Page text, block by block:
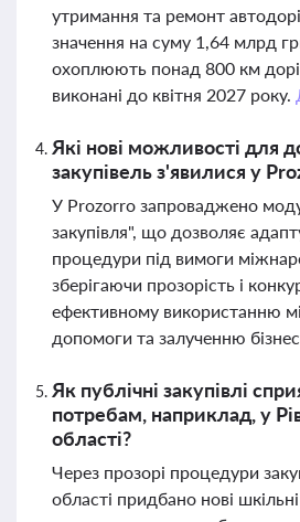
утримання та ремонт
значення на суму 1,64 млрд
охоплюють понад 800 км
виконані до квітня 2027 року.
Які нові можливості для
закупівель з'явилися у
У Prozorro запроваджено
закупівля", що дозволяє
процедури під вимоги
зберігаючи прозорість і
ефективному використанню
допомоги та залученню
Як публічні закупівлі
потребам, наприклад, у
області?
Через прозорі процедури
області придбано нові